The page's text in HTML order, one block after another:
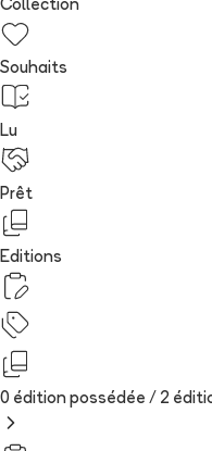
Collection
Souhaits
Lu
Prêt
Editions
0 édition possédée / 2